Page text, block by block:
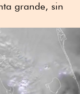
grande, sin